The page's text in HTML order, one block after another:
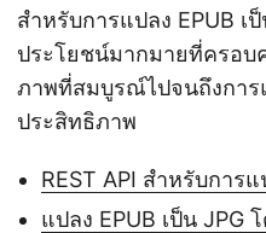
สำหรับการแปลง EPUB เ
ประโยชน์มากมายที่ครอบ
ภาพที่สมบูรณ์ไปจนถึงการ
ประสิทธิภาพ
REST API สำหรับการ
แปลง EPUB เป็น JPG